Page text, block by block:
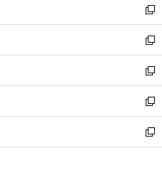
く
で
開
く
ド
ウ
で
開
く
ィ
ン
ド
ウ
で
開
く
い
ウ
ィ
ン
ド
ウ
で
開
く
新
し
い
ウ
ィ
ン
ド
ウ
で
開
新
し
い
ウ
ィ
ン
ド
ウ
新
し
い
ウ
ィ
ン
新
し
い
ウ
新
し